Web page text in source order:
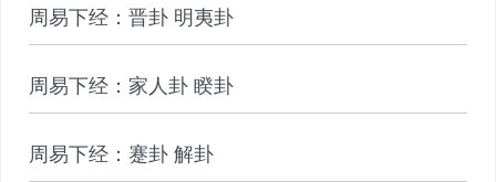
周易下经：晋卦 明夷卦
周易下经：家人卦 睽卦
周易下经：蹇卦 解卦